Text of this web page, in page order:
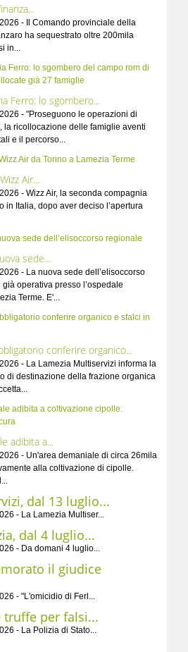
- Il Comando provinciale della
ha sequestrato oltre 200mila
in...
Ferro: lo sgombero...
- "Proseguono le operazioni di
la ricollocazione delle famiglie aventi
e il percorso...
Air...
- Wizz Air, la seconda compagnia
in Italia, dopo aver deciso l’apertura
sede...
- La nuova sede dell’elisoccorso
operativa presso l’ospedale
Terme. E'...
conferire organico...
- La Lamezia Multiservizi informa la
di destinazione della frazione organica
adibita a...
- Un'area demaniale di circa 26mila
alla coltivazione di cipolle.
dal 13 luglio...
- La Lamezia Multiser...
dal 4 luglio...
- Da domani 4 luglio...
il giudice
- "L'omicidio di Ferl...
truffe per falsi...
- La Polizia di Stato...